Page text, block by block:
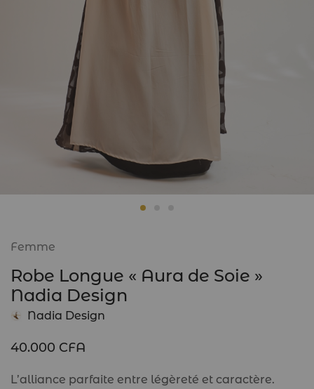
Femme
Robe Longue « Aura de Soie »
Nadia Design
Nadia Design
40.000 CFA
L’alliance parfaite entre légèreté et caractère.